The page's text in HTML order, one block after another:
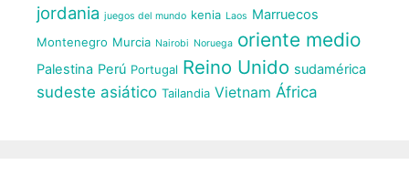
jordania juegos del mundo kenia Laos Marruecos
Montenegro Murcia Nairobi Noruega oriente medio
Palestina Perú Portugal Reino Unido sudamérica
sudeste asiático Tailandia Vietnam África